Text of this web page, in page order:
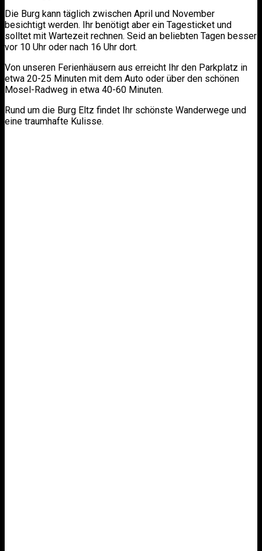
Die Burg kann täglich zwischen April und November
besichtigt werden. Ihr benötigt aber ein Tagesticket und
solltet mit Wartezeit rechnen. Seid an beliebten Tagen besser
vor 10 Uhr oder nach 16 Uhr dort.
Von unseren Ferienhäusern aus erreicht Ihr den Parkplatz in
etwa 20-25 Minuten mit dem Auto oder über den schönen
Mosel-Radweg in etwa 40-60 Minuten.
Rund um die Burg Eltz findet Ihr schönste Wanderwege und
eine traumhafte Kulisse.